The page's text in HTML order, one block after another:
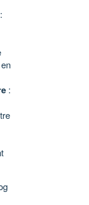
:
: